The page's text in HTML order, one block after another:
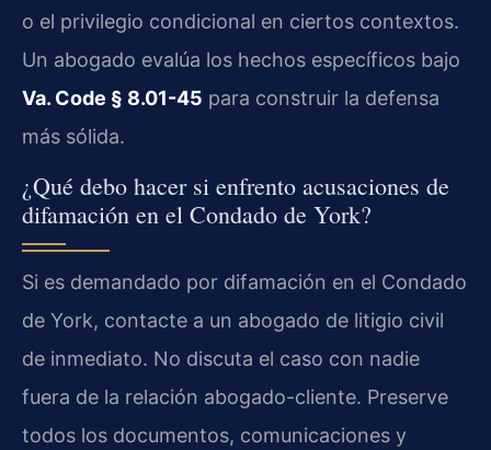
o el privilegio condicional en ciertos contextos.
Un abogado evalúa los hechos específicos bajo
Va. Code § 8.01-45 para construir la defensa
más sólida.
¿Qué debo hacer si enfrento acusaciones de
difamación en el Condado de York?
Si es demandado por difamación en el Condado
de York, contacte a un abogado de litigio civil
de inmediato. No discuta el caso con nadie
fuera de la relación abogado-cliente. Preserve
todos los documentos, comunicaciones y